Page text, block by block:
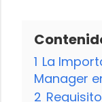
1 La
Manager
2